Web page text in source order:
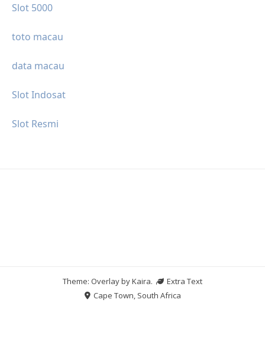
Slot 5000
toto macau
data macau
Slot Indosat
Slot Resmi
Theme: Overlay byKaira.
Extra Text
Cape Town, South Africa